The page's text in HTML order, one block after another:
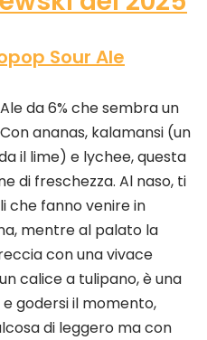
Sour Ale
da 6% che sembra un
ananas, kalamansi (un
il lime) e lychee, questa
di freschezza. Al naso, ti
che fanno venire in
mentre al palato la
con una vivace
calice a tulipano, è una
godersi il momento,
di leggero ma con